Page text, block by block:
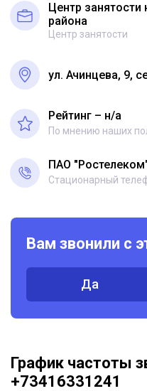
Центр занятости
района
Центр занятости
ул. Ачинцева, 9,
Рейтинг – н/a
По мнению наших
ПАО
Стационарный
Вам звонили с
Да
График частоты
+73416331241